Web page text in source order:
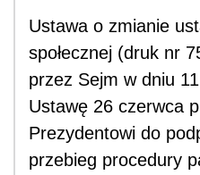
Ustawa o zmianie
społecznej (druk nr
przez Sejm w dniu
Ustawę 26 czerwca
Prezydentowi do
przebieg procedury